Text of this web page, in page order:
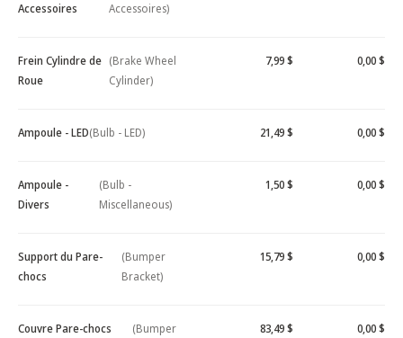
Accessoires
Accessoires)
Frein Cylindre de
Roue
(Brake Wheel
Cylinder)
7,99 $ 0,00 $
Ampoule - LED(Bulb - LED) 21,49 $ 0,00 $
Ampoule -
Divers
(Bulb -
Miscellaneous)
1,50 $ 0,00 $
Support du Pare-
chocs
(Bumper
Bracket)
15,79 $ 0,00 $
Couvre Pare-chocs
(Bumper
83,49 $ 0,00 $